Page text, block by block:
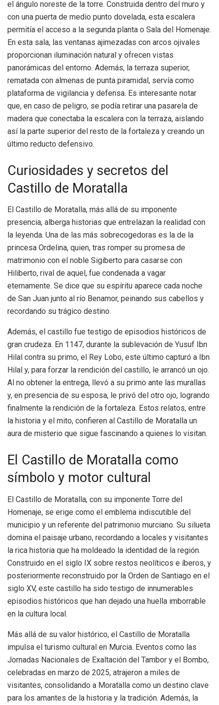
el ángulo noreste de la torre. Construida dentro del muro y
con una puerta de medio punto dovelada, esta escalera
permitía el acceso a la segunda planta o Sala del Homenaje.
En esta sala, las ventanas ajimezadas con arcos ojivales
proporcionan iluminación natural y ofrecen vistas
panorámicas del entorno. Además, la terraza superior,
rematada con almenas de punta piramidal, servía como
plataforma de vigilancia y defensa. Es interesante notar
que, en caso de peligro, se podía retirar una pasarela de
madera que conectaba la escalera con la terraza, aislando
así la parte superior del resto de la fortaleza y creando un
último reducto defensivo.
Curiosidades y secretos del
Castillo de Moratalla
El Castillo de Moratalla, más allá de su imponente
presencia, alberga historias que entrelazan la realidad con
la leyenda. Una de las más sobrecogedoras es la de la
princesa Ordelina, quien, tras romper su promesa de
matrimonio con el noble Sigiberto para casarse con
Hiliberto, rival de aquel, fue condenada a vagar
eternamente. Se dice que su espíritu aparece cada noche
de San Juan junto al río Benamor, peinando sus cabellos y
recordando su trágico destino.
Además, el castillo fue testigo de episodios históricos de
gran crudeza. En 1147, durante la sublevación de Yusuf Ibn
Hilal contra su primo, el Rey Lobo, este último capturó a Ibn
Hilal y, para forzar la rendición del castillo, le arrancó un ojo.
Al no obtener la entrega, llevó a su primo ante las murallas
y, en presencia de su esposa, le privó del otro ojo, logrando
finalmente la rendición de la fortaleza. Estos relatos, entre
la historia y el mito, confieren al Castillo de Moratalla un
aura de misterio que sigue fascinando a quienes lo visitan.
El Castillo de Moratalla como
símbolo y motor cultural
El Castillo de Moratalla, con su imponente Torre del
Homenaje, se erige como el emblema indiscutible del
municipio y un referente del patrimonio murciano. Su silueta
domina el paisaje urbano, recordando a locales y visitantes
la rica historia que ha moldeado la identidad de la región.
Construido en el siglo IX sobre restos neolíticos e íberos, y
posteriormente reconstruido por la Orden de Santiago en el
siglo XV, este castillo ha sido testigo de innumerables
episodios históricos que han dejado una huella imborrable
en la cultura local.
Más allá de su valor histórico, el Castillo de Moratalla
impulsa el turismo cultural en Murcia. Eventos como las
Jornadas Nacionales de Exaltación del Tambor y el Bombo,
celebradas en marzo de 2025, atrajeron a miles de
visitantes, consolidando a Moratalla como un destino clave
para los amantes de la historia y la tradición. Además, la